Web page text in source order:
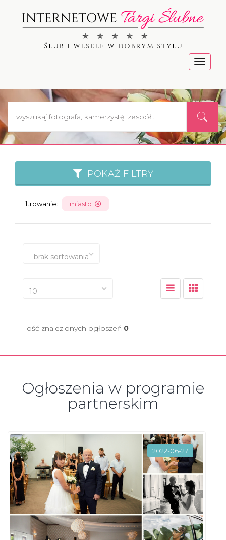
Menu
POKAŻ FILTRY
Filtrowanie: miasto
- brak sortowania -
10
Ilość znalezionych ogłoszeń 0
Ogłoszenia w programie
partnerskim
2022-06-27